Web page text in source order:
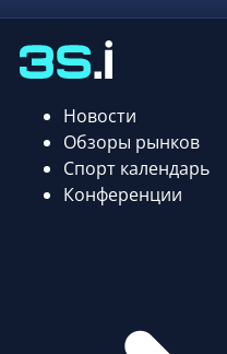
Новости
Обзоры рынков
Спорт календарь
Конференции